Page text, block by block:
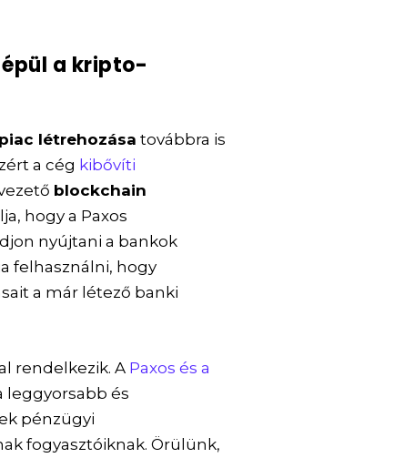
a kripto-
létrehozása továbbra is
a cég kibővíti
blockchain
hogy a Paxos
nyújtani a bankok
felhasználni, hogy
a már létező banki
rendelkezik. A Paxos és a
leggyorsabb és
pénzügyi
fogyasztóiknak. Örülünk,